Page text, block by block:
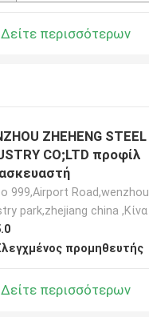
Δείτε περισσότερων
ZHEHENG STEEL
CO;LTD προφίλ
999,Airport Road,wenzhou
park,zhejiang china ,Κίνα
προμηθευτής
Δείτε περισσότερων